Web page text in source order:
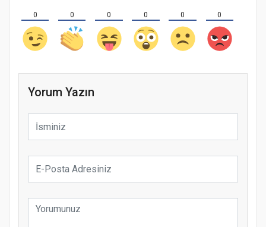
0 0 0 0 0 0
Yorum Yazın